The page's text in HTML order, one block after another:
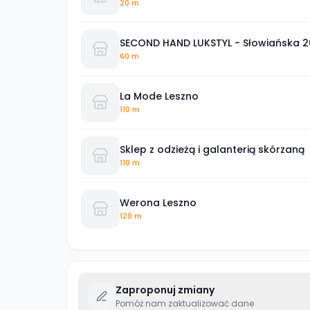
20 m
SECOND HAND LUKSTYL - Słowiańska
60 m
La Mode Leszno
110 m
Sklep z odzieżą i galanterią skórzaną
110 m
Werona Leszno
120 m
Zaproponuj zmiany
Pomóż nam zaktualizować dane